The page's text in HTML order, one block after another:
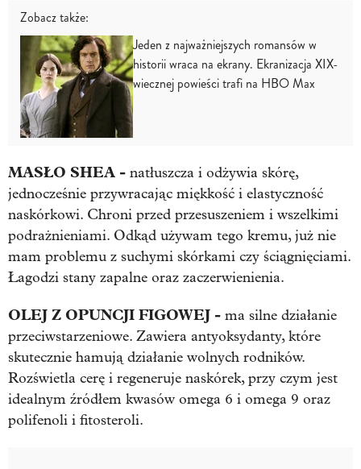
Zobacz także:
Jeden z najważniejszych romansów w
historii wraca na ekrany. Ekranizacja XIX-
wiecznej powieści trafi na HBO Max
MASŁO SHEA - natłuszcza i odżywia skórę,
jednocześnie przywracając miękkość i elastyczność
naskórkowi. Chroni przed przesuszeniem i wszelkimi
podrażnieniami. Odkąd używam tego kremu, już nie
mam problemu z suchymi skórkami czy ściągnięciami.
Łagodzi stany zapalne oraz zaczerwienienia.
OLEJ Z OPUNCJI FIGOWEJ - ma silne działanie
przeciwstarzeniowe. Zawiera antyoksydanty, które
skutecznie hamują działanie wolnych rodników.
Rozświetla cerę i regeneruje naskórek, przy czym jest
idealnym źródłem kwasów omega 6 i omega 9 oraz
polifenoli i fitosteroli.